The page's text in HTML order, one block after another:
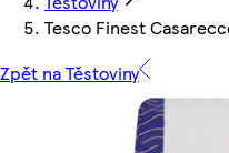
Tesco Finest
Zpět na Těstoviny